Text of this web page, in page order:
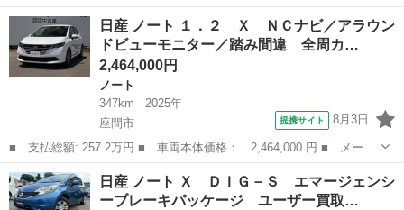
名： 日産 ■ 車種名： ノート ■ グレード名： Ｘ ＤＩＧ－
Ｓ 純正メモリーナビフルセグスマートキー純正ドラレコＥＴＣエマ
ージェンシーブ...
神奈川 横浜市 ノート
日産 ノート １．２ Ｘ ＮＣナビ／アラウン
ドビューモニター／踏み間違 全周カ…
2,464,000円
ノート
347km
2025年
座間市
提携サイト 8月3日
■ 支払総額: 257.2万円 ■ 車両本体価格： 2,464,000 円 ■ メーカ
ー名： 日産 ■ 車種名： ノート ■ グレード名： １．２ Ｘ
ＮＣナビ／アラウンドビューモニター／踏み間違 全周カメラ エマ
ージェン...
神奈川 座間市 ノート
日産 ノート Ｘ ＤＩＧ－Ｓ エマージェンシ
ーブレーキパッケージ ユーザー買取…